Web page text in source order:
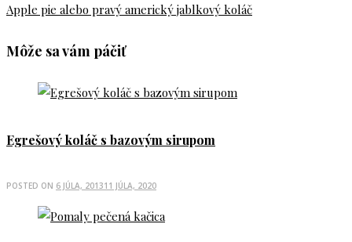
Apple pie alebo pravý americký jablkový koláč
Môže sa vám páčiť
Egrešový koláč s bazovým sirupom
POSTED ON 6 JÚLA, 201311 JÚLA, 2020